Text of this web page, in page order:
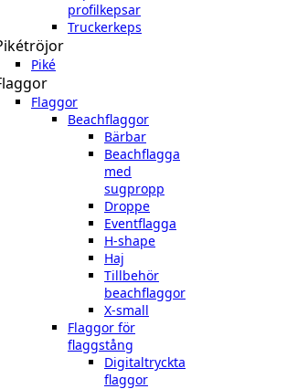
profilkepsar
Truckerkeps
Piké
Flaggor
Beachflaggor
Bärbar
Beachflagga
med
sugpropp
Droppe
Eventflagga
H-shape
Haj
Tillbehör
beachflaggor
X-small
Flaggor för
flaggstång
Digitaltryckta
flaggor